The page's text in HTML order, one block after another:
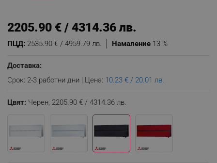
Намаление 13 %
ПЦД: 2535.90 € / 4959.79 лв.
2205.90 € / 4314.36 лв.
Доставка:
Срок: 2-3 работни дни | Цена: 10.23 € / 20.01 лв.
Цвят: Черен, 2205.90 € / 4314.36 лв.